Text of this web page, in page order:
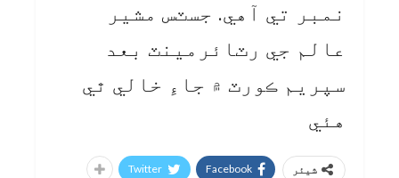
نمبر تي آهي. جسٽس مشير
عالم جي رٽائرمينٽ بعد
سپريم ڪورٽ ۾ جاءِ خالي ٿي
هئي
شیئر Facebook
Twitter